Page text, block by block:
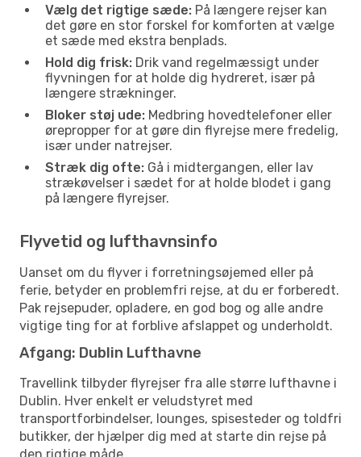
Vælg det rigtige sæde: På længere rejser kan
det gøre en stor forskel for komforten at vælge
et sæde med ekstra benplads.
Hold dig frisk: Drik vand regelmæssigt under
flyvningen for at holde dig hydreret, især på
længere strækninger.
Bloker støj ude: Medbring hovedtelefoner eller
ørepropper for at gøre din flyrejse mere fredelig,
især under natrejser.
Stræk dig ofte: Gå i midtergangen, eller lav
strækøvelser i sædet for at holde blodet i gang
på længere flyrejser.
Flyvetid og lufthavnsinfo
Uanset om du flyver i forretningsøjemed eller på
ferie, betyder en problemfri rejse, at du er forberedt.
Pak rejsepuder, opladere, en god bog og alle andre
vigtige ting for at forblive afslappet og underholdt.
Afgang: Dublin Lufthavne
Travellink tilbyder flyrejser fra alle større lufthavne i
Dublin. Hver enkelt er veludstyret med
transportforbindelser, lounges, spisesteder og toldfri
butikker, der hjælper dig med at starte din rejse på